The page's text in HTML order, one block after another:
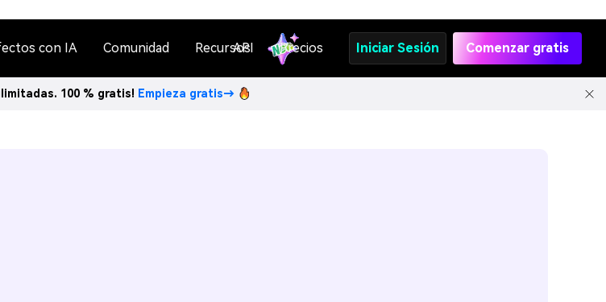
con IA Comunidad Recursos
API Precios Iniciar Sesión Comenzar gratis
100 % gratis! Empieza gratis→